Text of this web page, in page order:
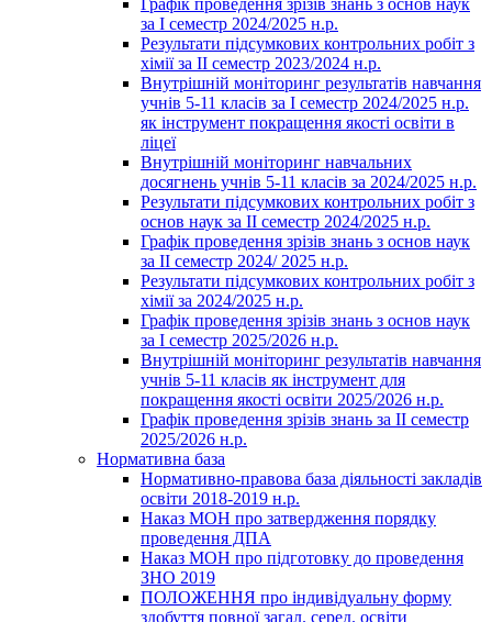
Графік проведення зрізів знань з основ наук
за І семестр 2024/2025 н.р.
Результати підсумкових контрольних робіт з
хімії за ІІ семестр 2023/2024 н.р.
Внутрішній моніторинг результатів навчання
учнів 5-11 класів за І семестр 2024/2025 н.р.
як інструмент покращення якості освіти в
ліцеї
Внутрішній моніторинг навчальних
досягнень учнів 5-11 класів за 2024/2025 н.р.
Результати підсумкових контрольних робіт з
основ наук за ІІ семестр 2024/2025 н.р.
Графік проведення зрізів знань з основ наук
за ІІ семестр 2024/ 2025 н.р.
Результати підсумкових контрольних робіт з
хімії за 2024/2025 н.р.
Графік проведення зрізів знань з основ наук
за І семестр 2025/2026 н.р.
Внутрішній моніторинг результатів навчання
учнів 5-11 класів як інструмент для
покращення якості освіти 2025/2026 н.р.
Графік проведення зрізів знань за ІІ семестр
2025/2026 н.р.
Нормативна база
Нормативно-правова база діяльності закладів
освіти 2018-2019 н.р.
Наказ МОН про затвердження порядку
проведення ДПА
Наказ МОН про підготовку до проведення
ЗНО 2019
ПОЛОЖЕННЯ про індивідуальну форму
здобуття повної загал. серед. освіти